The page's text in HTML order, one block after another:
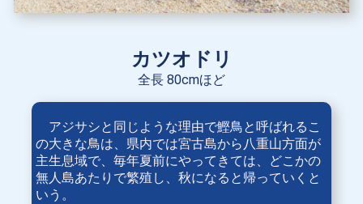
カツオドリ
全長 80cmほど
アジサシと同じような理由で鰹鳥と呼ばれるこ
の大きな鳥は、県内では宮古島から八重山方面が
主生息域で、毎年夏前にやってきては、どこかの
無人島あたりで繁殖し、秋になると帰っていくと
いう。